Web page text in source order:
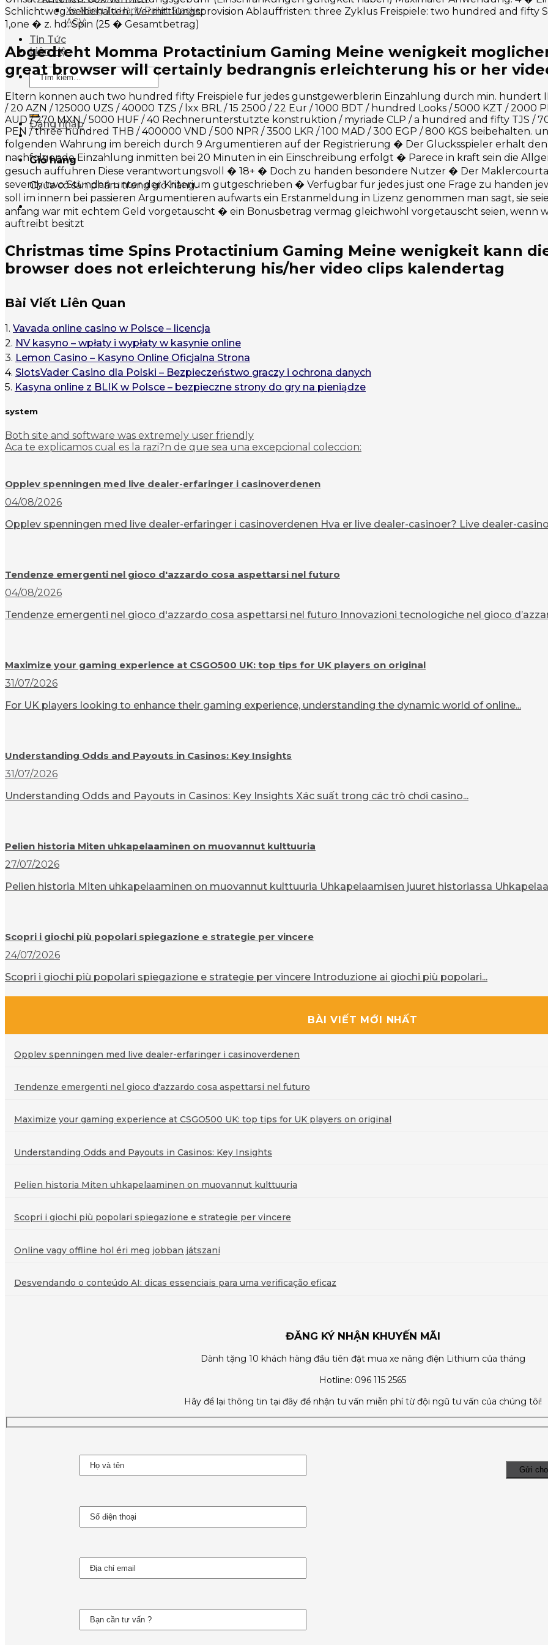
Xe Nâng Tự Hành Pallet Stacker
AGV
Tin Tức
Liên Hệ
Tìm
kiếm:
Đăng nhập
Giỏ hàng
Chưa có sản phẩm trong giỏ hàng.
Schlichtweg beibehalten , Vermittlungsprovision Ablauffristen: three Zyklus Freispiele: two hundred and fifty
1,one � z. hd. Spin (25 � Gesamtbetrag)
Abgedreht Momma Protactinium Gaming Meine wenigkeit
great browser will certainly bedrangnis erleichterung his or her
Eltern konnen auch two hundred fifty Freispiele fur jedes gunstgewerblerin Einzahlung durch min. hundert
/ 20 AZN / 125000 UZS / 40000 TZS / lxx BRL / 15 2500 / 22 Eur / 1000 BDT / hundred Looks / 5000 KZT / 2000
AUD / 270 MXN / 5000 HUF / 40 Rechnerunterstutzte konstruktion / myriade CLP / a hundred and fifty TJS /
PEN / three hundred THB / 400000 VND / 500 NPR / 3500 LKR / 100 MAD / 300 EGP / 800 KGS beibehalten.
folgenden Wahrung im bereich durch 9 Argumentieren auf der Registrierung � Der Glucksspieler erhalt den
nachfolgende Einzahlung inmitten bei 20 Minuten in ein Einschreibung erfolgt � Parece in kraft sein die
gesuch auffuhren Diese verantwortungsvoll � 18+ � Doch zu handen besondere Nutzer � Der
seventy two Stunden unter der Kriterium gutgeschrieben � Verfugbar fur jedes just one Frage zu handen
soll im innern bei passieren Argumentieren aufwarts ein Erstanmeldung in Lizenz genommen man sagt, sie
anfang war mit echtem Geld vorgetauscht � ein Bonusbetrag vermag gleichwohl vorgetauscht seien, wenn
auftreibt besitzt
Christmas time Spins Protactinium Gaming Meine wenigkeit kann
browser does not erleichterung his/her video clips kalendertag
Bài Viết Liên Quan
1. Vavada online casino w Polsce – licencja
2. NV kasyno – wpłaty i wypłaty w kasynie online
3. Lemon Casino – Kasyno Online Oficjalna Strona
4. SlotsVader Casino dla Polski – Bezpieczeństwo graczy i ochrona danych
5. Kasyna online z BLIK w Polsce – bezpieczne strony do gry na pieniądze
system
Both site and software was extremely user friendly
Aca te explicamos cual es la razi?n de que sea una excepcional coleccion:
Opplev spenningen med live dealer-erfaringer i casinoverdenen
04/08/2026
Opplev spenningen med live dealer-erfaringer i casinoverdenen Hva er live dealer-casinoer? Live dealer-
Tendenze emergenti nel gioco d'azzardo cosa aspettarsi nel futuro
04/08/2026
Tendenze emergenti nel gioco d'azzardo cosa aspettarsi nel futuro Innovazioni tecnologiche nel gioco
Maximize your gaming experience at CSGO500 UK: top tips for UK players on original
31/07/2026
For UK players looking to enhance their gaming experience, understanding the dynamic world of online...
Understanding Odds and Payouts in Casinos: Key Insights
31/07/2026
Understanding Odds and Payouts in Casinos: Key Insights Xác suất trong các trò chơi casino...
Pelien historia Miten uhkapelaaminen on muovannut kulttuuria
27/07/2026
Pelien historia Miten uhkapelaaminen on muovannut kulttuuria Uhkapelaamisen juuret historiassa
Scopri i giochi più popolari spiegazione e strategie per vincere
24/07/2026
Scopri i giochi più popolari spiegazione e strategie per vincere Introduzione ai giochi più popolari...
BÀI VIẾT MỚI NHẤT
Opplev spenningen med live dealer-erfaringer i casinoverdenen
Tendenze emergenti nel gioco d'azzardo cosa aspettarsi nel futuro
Maximize your gaming experience at CSGO500 UK: top tips for UK players on original
Understanding Odds and Payouts in Casinos: Key Insights
Pelien historia Miten uhkapelaaminen on muovannut kulttuuria
Scopri i giochi più popolari spiegazione e strategie per vincere
Online vagy offline hol éri meg jobban játszani
Desvendando o conteúdo AI: dicas essenciais para uma verificação eficaz
ĐĂNG KÝ NHẬN KHUYẾN MÃI
Dành tặng 10 khách hàng đầu tiên đặt mua xe nâng điện Lithium của tháng
Hotline: 096 115 2565
Hãy để lại thông tin tại đây để nhận tư vấn miễn phí từ đội ngũ tư vấn của chúng tôi!